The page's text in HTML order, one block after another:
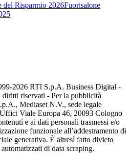
del Risparmio 2026Fuorisalone
2026 RTI S.p.A. Business Digital -
riservati - Per la pubblicità
Mediaset N.V., sede legale
Viale Europa 46, 20093 Cologno
e ai dati personali trasmessi e/o
funzionale all’addestramento di
generativa. È altresì fatto divieto
di data scraping.